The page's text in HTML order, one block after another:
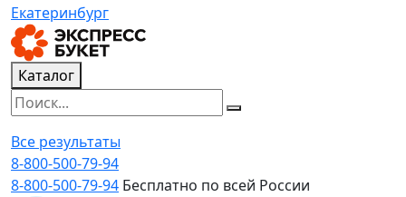
Екатеринбург
Каталог
Все результаты
8-800-500-79-94
8-800-500-79-94 Бесплатно по всей России